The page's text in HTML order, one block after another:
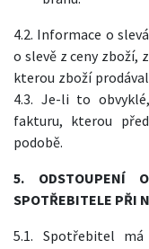
4.2. Informace o
o slevě z ceny zboží,
kterou zboží
4.3. Je-li to
fakturu, kterou
podobě.
5. ODSTOUPENÍ
SPOTŘEBITELE PŘI
5.1. Spotřebitel